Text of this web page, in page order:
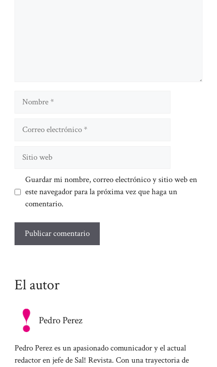
Nombre
electrónico
web
Guardar mi nombre, correo electrónico y sitio web en
este navegador para la próxima vez que haga un
comentario.
El autor
Pedro Perez
Pedro Perez es un apasionado comunicador y el actual
redactor en jefe de Sal! Revista. Con una trayectoria de